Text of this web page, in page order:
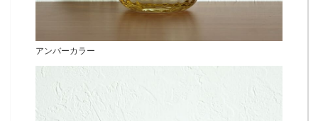
アンバーカラー